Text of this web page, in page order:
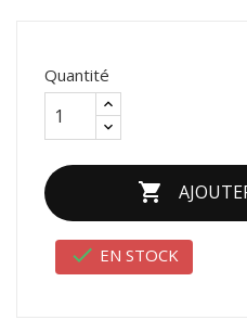
Quantité

 EN STOCK